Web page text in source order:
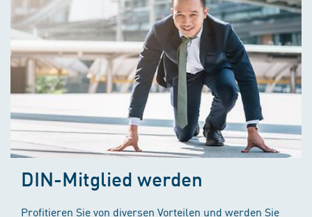
DIN-Mitglied werden
Profitieren Sie von diversen Vorteilen und werden Sie